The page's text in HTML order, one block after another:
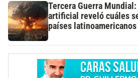
Tercera Guerra
artificial reveló cuáles
países